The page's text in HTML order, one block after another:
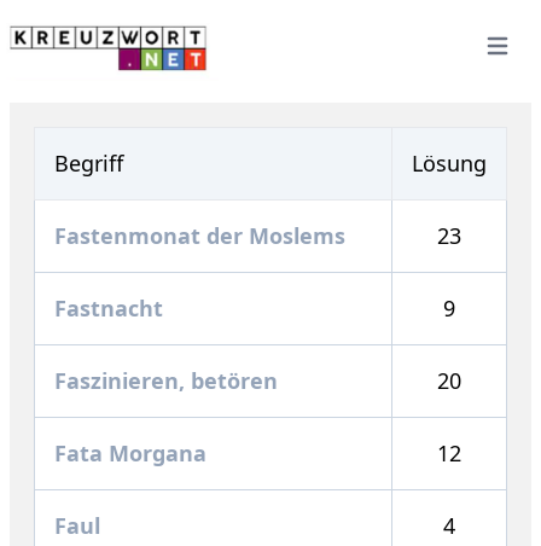
Open
Begriff Lösung
Fastenmonat der Moslems 23
Fastnacht 9
Faszinieren, betören 20
Fata Morgana 12
Faul 4